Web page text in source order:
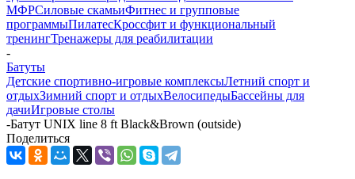
МФРСиловые скамьиФитнес и групповые
программыПилатесКроссфит и функциональный
тренингТренажеры для реабилитации
-
Батуты
Детские спортивно-игровые комплексыЛетний спорт и
отдыхЗимний спорт и отдыхВелосипедыБассейны для
дачиИгровые столы
-Батут UNIX line 8 ft Black&Brown (outside)
Поделиться